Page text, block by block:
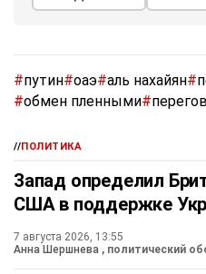
#путин#оаэ#аль нахайян#
#обмен пленными#
//ПОЛИТИКА
Запад определил
США в поддержке
7 августа 2026, 13:55
Анна Шершнева , политический